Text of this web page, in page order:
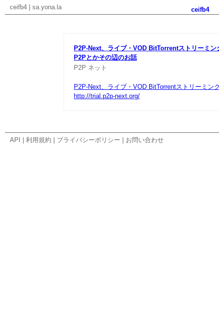
ceifb4 sa.yona.la ceifb4
P2P-Next、ライブ・VOD BitTorrentストリーミン
P2Pとかその辺のお話
P2P ネット
P2P-Next、ライブ・VOD BitTorrentストリーミン
http://trial.p2p-next.org/
API 利用規約 プライバシーポリシー お問い合わせ